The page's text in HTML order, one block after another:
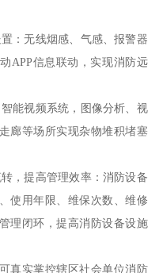
：无线烟感、气感、报警器
APP信息联动，实现消防远
能视频系统，图像分析、视
廊等场所实现杂物堆积堵塞
，提高管理效率：消防设备
使用年限、维保次数、维修
理闭环，提高消防设备设施
真实掌控辖区社会单位消防